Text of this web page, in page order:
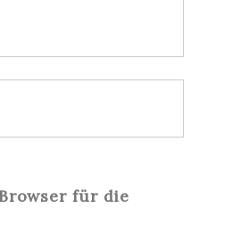
für die